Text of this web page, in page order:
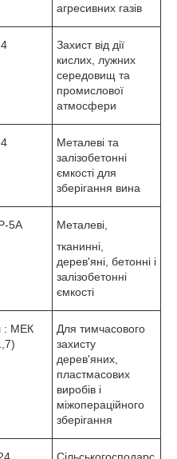
агресивних газів
Захист від дії
кислих, лужних
середовищ та
промислової
атмосфери
Металеві та
залізобетонні
ємкості для
зберігання вина
5А
Металеві,
тканинні,
дерев'яні, бетонні і
залізобетонні
ємкості
: МЕК
Для тимчасового
захисту
дерев'яних,
пластмасових
виробів і
міжопераційного
зберігання